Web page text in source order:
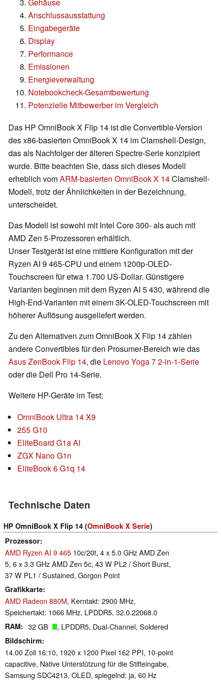
Anschlussausstattung
Eingabegeräte
Display
Performance
Emissionen
Energieverwaltung
Notebookcheck-Gesamtbewertung
Potenzielle Mitbewerber im Vergleich
Das HP OmniBook X Flip 14 ist die Convertible-Version
des x86-basierten OmniBook X 14 im Clamshell-Design,
das als Nachfolger der älteren Spectre-Serie konzipiert
wurde. Bitte beachten Sie, dass sich dieses Modell
erheblich vomARM-basierten OmniBook X 14Clamshell-
Modell, trotz der Ähnlichkeiten in der Bezeichnung,
unterscheidet.
Das Modell ist sowohl mit Intel Core 300- als auch mit
AMD Zen 5-Prozessoren erhältlich.
Unser Testgerät ist eine mittlere Konfiguration mit der
Ryzen AI 9 465-CPU und einem 1200p-OLED-
Touchscreen für etwa 1.700 US-Dollar. Günstigere
Varianten beginnen mit dem Ryzen AI 5 430, während die
High-End-Varianten mit einem 3K-OLED-Touchscreen mit
höherer Auflösung ausgeliefert werden.
Zu den Alternativen zum OmniBook X Flip 14 zählen
andere Convertibles für den Prosumer-Bereich wie das
Asus ZenBook Flip 14, die Lenovo Yoga 7 2-in-1-Serie
oder die Dell Pro 14-Serie.
Weitere HP-Geräte im Test:
OmniBook Ultra 14 X9
255 G10
EliteBoard G1a AI
ZGX Nano G1n
EliteBook 6 G1q 14
Technische Daten
HP OmniBook X Flip 14 (OmniBook X Serie)
Prozessor
AMD Ryzen AI 9 465 10c/20t, 4 x 5.0 GHz AMD Zen
5, 6 x 3.3 GHz AMD Zen 5c, 43 W PL2 / Short Burst,
37 W PL1 / Sustained, Gorgon Point
Grafikkarte
AMD Radeon 880M, Kerntakt: 2900 MHz,
Speichertakt: 1066 MHz, LPDDR5, 32.0.22068.0
RAM 32 GB , LPDDR5, Dual-Channel, Soldered
Bildschirm
14.00 Zoll 16:10, 1920 x 1200 Pixel 162 PPI, 10-point
capacitive, Native Unterstützung für die Stifteingabe,
Samsung SDC4213, OLED, spiegelnd: ja, 60 Hz